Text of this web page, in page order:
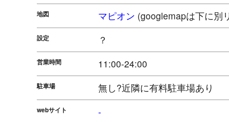
地図 マピオン (googlemapは下に別
設定 ？
営業時間 11:00-24:00
駐車場 無し?近隣に有料駐車場あり
webサイト -